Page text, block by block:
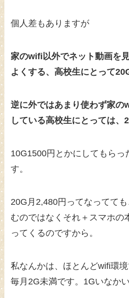
個人差もありますが
家のwifi以外でネット動画を
よくする、高校生にとって
逆に外ではあまり使わず家の
している高校生にとっては、
10G1500円とかにしてもらっ
す。
20G月2,480円ってなってて
むのではなくそれ＋スマホの
ってくるのですから。
私なんかは、ほとんどwifi環
毎月2G未満です。1Gいなか